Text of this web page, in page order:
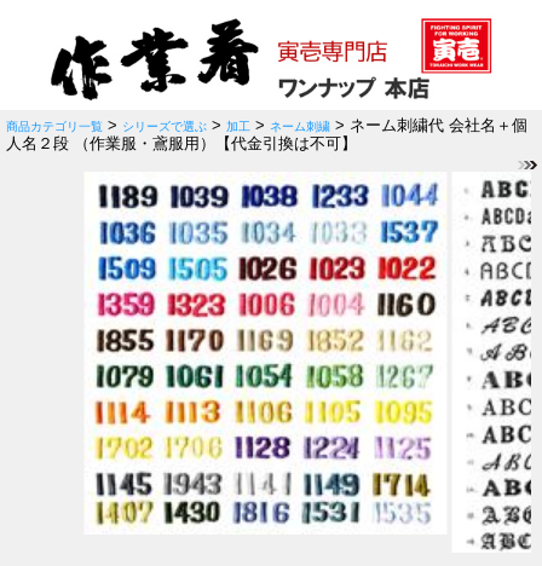
商品カテゴリ一覧 > シリーズで選ぶ > 加工 > ネーム刺繍 > ネーム刺繍代 会社名＋個
人名２段 （作業服・鳶服用）【代金引換は不可】